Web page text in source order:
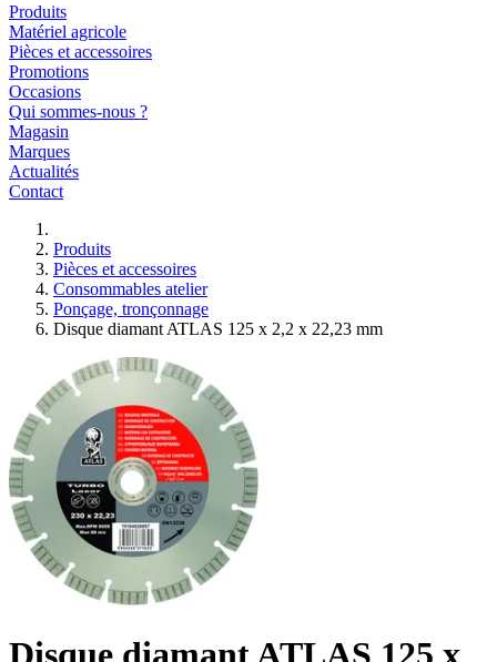
Produits
Matériel agricole
Pièces et accessoires
Promotions
Occasions
Qui sommes-nous ?
Magasin
Marques
Actualités
Contact
Produits
Pièces et accessoires
Consommables atelier
Ponçage, tronçonnage
Disque diamant ATLAS 125 x 2,2 x 22,23 mm